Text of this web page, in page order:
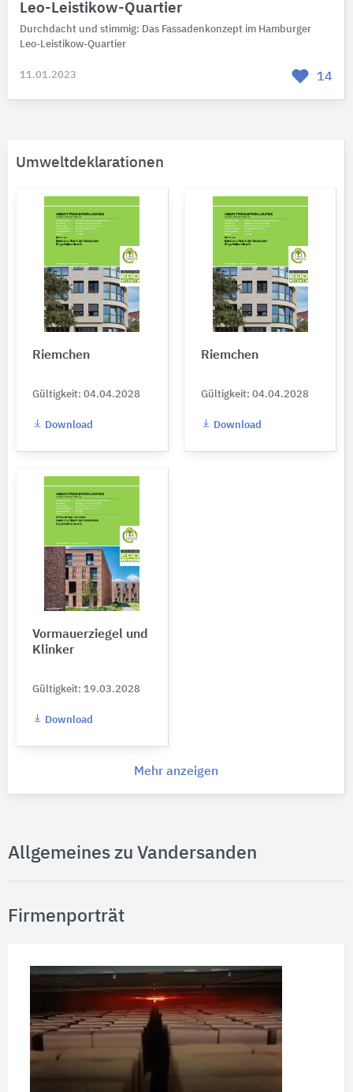
Leo-Leistikow-Quartier
Durchdacht und stimmig: Das Fassadenkonzept im Hamburger
Leo-Leistikow-Quartier
11.01.2023 14
Umweltdeklarationen
Riemchen
Gültigkeit: 04.04.2028
Download
Riemchen
Gültigkeit: 04.04.2028
Download
Vormauerziegel und
Klinker
Gültigkeit: 19.03.2028
Download
Mehr anzeigen
Allgemeines zu Vandersanden
Firmenporträt